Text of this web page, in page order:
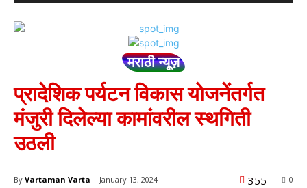
मराठी न्यूज़
प्रादेशिक पर्यटन विकास योजनेंतर्गत
मंजुरी दिलेल्या कामांवरील स्थगिती
उठली
By Vartaman Varta January 13, 2024 0
355